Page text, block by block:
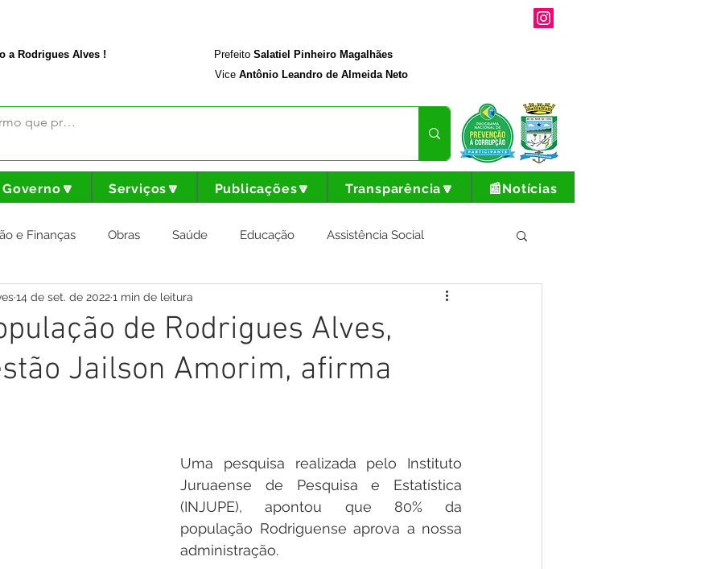
a Rodrigues Alves ! Prefeito Salatiel Pinheiro Magalhães
Vice Antônio Leandro de Almeida Neto
Governo🔽 Serviços🔽 Publicações🔽 Transparência🔽 📰Notícias
e Finanças Obras Saúde Educação Assistência Social
e Governo Cultura Esporte e Lazer
Campanhas Datas Comemorativas Nota de Pesar
Ordem de Serviço saúde Malária
Festival da Banana
de Rodrigues Alves,
Jailson Amorim, afirma
14 de set. de 20221 min de leitura
Uma pesquisa realizada pelo Instituto
Juruaense de Pesquisa e Estatística
(INJUPE), apontou que 80% da
população Rodriguense aprova a nossa
administração.